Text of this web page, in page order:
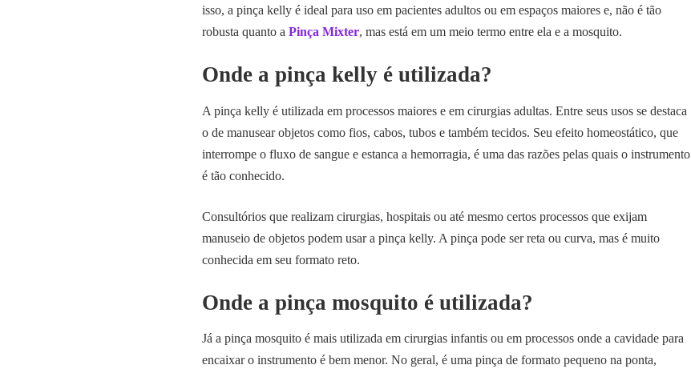
isso, a pinça kelly é ideal para uso em pacientes adultos ou em espaços maiores e, não é tão
robusta quanto a Pinça Mixter, mas está em um meio termo entre ela e a mosquito.
Onde a pinça kelly é utilizada?
‌A pinça kelly é utilizada em processos maiores e em cirurgias adultas. Entre seus usos se destaca
o de manusear objetos como fios, cabos, tubos e também tecidos. Seu efeito homeostático, que
interrompe o fluxo de sangue e estanca a hemorragia, é uma das razões pelas quais o instrumento
é tão conhecido.
Consultórios que realizam cirurgias, hospitais ou até mesmo certos processos que exijam
manuseio de objetos podem usar a pinça kelly. A pinça pode ser reta ou curva, mas é muito
conhecida em seu formato reto.
Onde a pinça mosquito é utilizada?
Já a pinça mosquito é mais utilizada em cirurgias infantis ou em processos onde a cavidade para
encaixar o instrumento é bem menor. No geral, é uma pinça de formato pequeno na ponta,